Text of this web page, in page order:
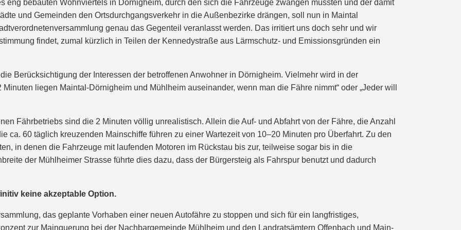
eng bebauten Wohnviertels in Dörnigheim, durch den sich die Fahrzeuge zwängen müssten und der damit
und Gemeinden den Ortsdurchgangsverkehr in die Außenbezirke drängen, soll nun in Maintal
genau das Gegenteil veranlasst werden. Das irritiert uns doch sehr und wir
findet, zumal kürzlich in Teilen der Kennedystraße aus Lärmschutz- und Emissionsgründen ein
Berücksichtigung der Interessen der betroffenen Anwohner in Dörnigheim. Vielmehr wird in der
liegen Maintal-Dörnigheim und Mühlheim auseinander, wenn man die Fähre nimmt“ oder „Jeder will
Fährbetriebs sind die 2 Minuten völlig unrealistisch. Allein die Auf- und Abfahrt von der Fähre, die Anzahl
ca. 60 täglich kreuzenden Mainschiffe führen zu einer Wartezeit von 10–20 Minuten pro Überfahrt. Zu den
in denen die Fahrzeuge mit laufenden Motoren im Rückstau bis zur, teilweise sogar bis in die
der Mühlheimer Strasse führte dies dazu, dass der Bürgersteig als Fahrspur benutzt und dadurch
keine akzeptable Option.
das geplante Vorhaben einer neuen Autofähre zu stoppen und sich für ein langfristiges,
zur Mainquerung bei der Nachbargemeinde Mühlheim und den Landratsämtern Offenbach und Main-